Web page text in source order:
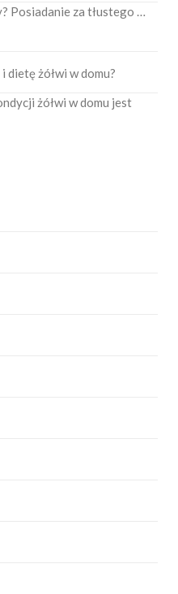
Posiadanie za tłustego …
dietę żółwi w domu?
żółwi w domu jest